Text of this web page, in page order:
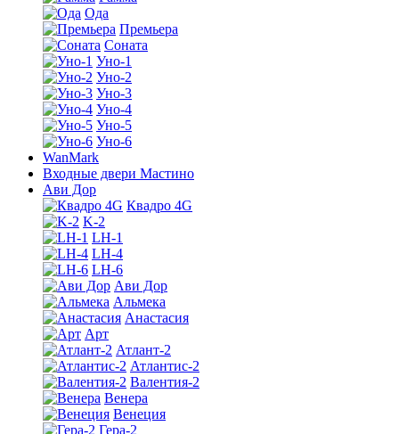
Ода
Премьера
Соната
Уно-1
Уно-2
Уно-3
Уно-4
Уно-5
Уно-6
WanMark
Входные двери Мастино
Ави Дор
Квадро 4G
K-2
LH-1
LH-4
LH-6
Ави Дор
Альмека
Анастасия
Арт
Атлант-2
Атлантис-2
Валентия-2
Венера
Венеция
Гера-2